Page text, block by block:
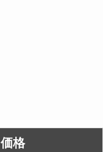
価格